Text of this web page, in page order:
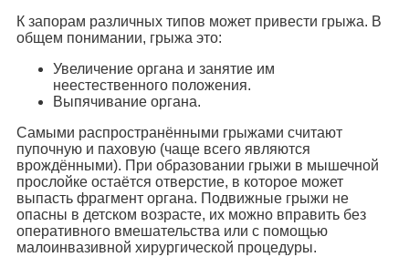
К запорам различных типов может привести грыжа. В
общем понимании, грыжа это:
Увеличение органа и занятие им
неестественного положения.
Выпячивание органа.
Самыми распространёнными грыжами считают
пупочную и паховую (чаще всего являются
врождёнными). При образовании грыжи в мышечной
прослойке остаётся отверстие, в которое может
выпасть фрагмент органа. Подвижные грыжи не
опасны в детском возрасте, их можно вправить без
оперативного вмешательства или с помощью
малоинвазивной хирургической процедуры.